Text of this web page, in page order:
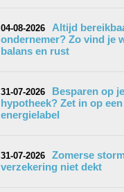
04-08-2026
Altijd
ondernemer? Zo vind je
balans en rust
31-07-2026
Besparen op je
hypotheek? Zet in op
energielabel
31-07-2026
Zomerse
verzekering niet dekt